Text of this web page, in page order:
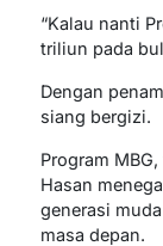
“Kalau nanti
triliun pada
Dengan
siang bergizi.
Program
Hasan
generasi
masa depan.